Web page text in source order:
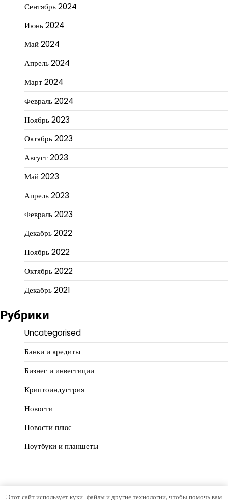
Сентябрь 2024
Июнь 2024
Май 2024
Апрель 2024
Март 2024
Февраль 2024
Ноябрь 2023
Октябрь 2023
Август 2023
Май 2023
Апрель 2023
Февраль 2023
Декабрь 2022
Ноябрь 2022
Октябрь 2022
Декабрь 2021
Рубрики
Uncategorised
Банки и кредиты
Бизнес и инвестиции
Криптоиндустрия
Новости
Новости плюс
Ноутбуки и планшеты
Этот сайт использует куки-файлы и другие технологии, чтобы помочь вам